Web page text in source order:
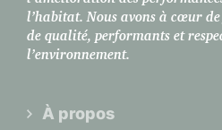
l’habitat. Nous avons à cœur
de qualité, performants et
l’environnement.
À propos